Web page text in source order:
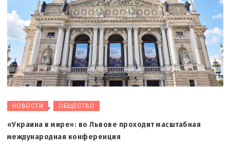
НОВОСТИ , ОБЩЕСТВО
«Украина в мире»: во Львове проходит масштабная
международная конференция